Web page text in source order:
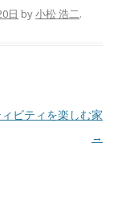
日 by小松 浩二.
ビティを楽しむ家
→